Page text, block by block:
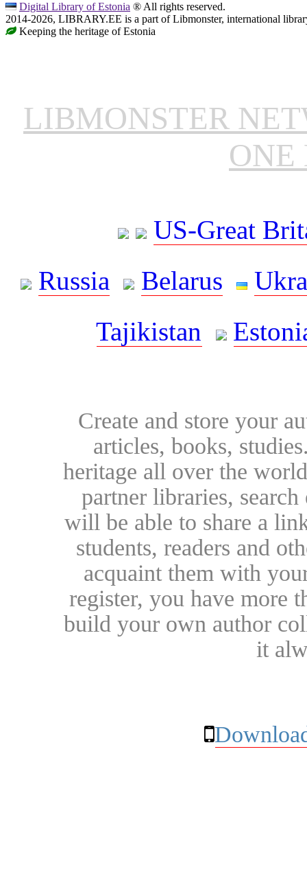
Digital Library of Estonia ® All rights reserved.
2014-2026, LIBRARY.EE is a part of Libmonster, international
Keeping the heritage of Estonia
LIBMONSTER
ONE
US-Great
Russia
Belarus
Tajikistan
Create and store your
articles, books,
heritage all over the
partner libraries,
will be able to share a
students, readers and
acquaint them with
register, you have more
build your own author
it